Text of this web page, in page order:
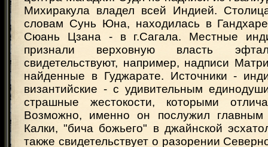
Михиракула владел всей Индией.
словам Сунь Юна, находилась в
Сюань Цзана - в г.Сагала. Местные
признали верховную власть
свидетельствуют, например, надписи
найденные в Гуджарате. Источники -
византийские - с удивительным
страшные жестокости, которыми
Возможно, именно он послужил главным
Калки, "бича божьего" в джайнской
также свидетельствует о разорении